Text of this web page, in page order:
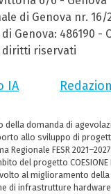
di Genova nr. 16/
Genova: 486190 -
diritti riservati
IA
della domanda di
allo sviluppo di
Regionale FESR
del progetto
al miglioramento della
di infrastrutture